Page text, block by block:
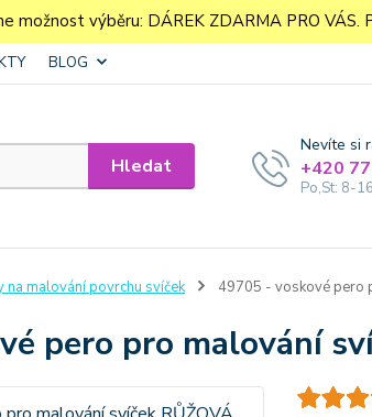
možnost výběru: DÁREK ZDARMA PRO VÁS.
BLOG
Hledat
Nevíte si
+420
Po,St: 8-
na malování povrchu svíček 49705 - voskové pero
pero pro malování